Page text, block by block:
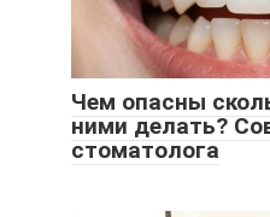
Чем опасны
ними делать?
стоматолога